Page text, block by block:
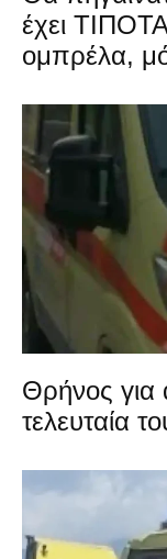
έχει
ομπρέλα,
Θρήνος για
τελευταία